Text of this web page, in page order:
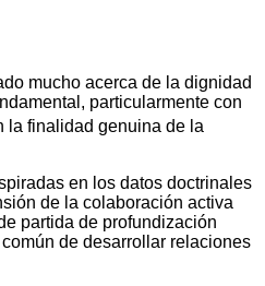
mucho acerca de la dignidad
particularmente con
la finalidad genuina de la
en los datos doctrinales
de la colaboración activa
partida de profundización
de desarrollar relaciones